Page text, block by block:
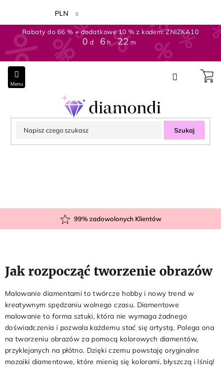
treści
Rabaty do 66 % + dodatkowe 10 % z kodem: ZNIZKA10
0 d 6 h :22 m
PLN
Szukaj
99% zadowolonych Klientów
Jak rozpocząć tworzenie obrazów
Malowanie diamentami to twórcze hobby i nowy trend w
kreatywnym spędzaniu wolnego czasu. Diamentowe
malowanie to forma sztuki, która nie wymaga żadnego
doświadczenia i pozwala każdemu stać się artystą. Polega ona
na tworzeniu obrazów za pomocą kolorowych diamentów,
przyklejanych na płótno. Dzięki czemu powstaję oryginalne
mozaiki diamentowe, które mienią się kolorami, błyszczą i lśnią!